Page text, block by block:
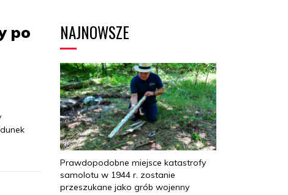
po
NAJNOWSZE
Prawdopodobne miejsce katastrofy
samolotu w 1944 r. zostanie
przeszukane jako grób wojenny